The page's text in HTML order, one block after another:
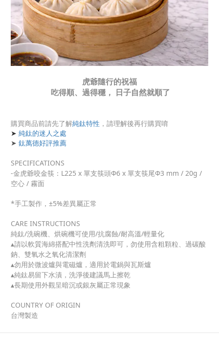
虎爺隨行的祝福
吃得順、過得穩， 日子自然就順了
購買商品前請先了解純鈦特性 ，請理解後再行購買唷
➤ 純鈦的迷人之處
➤ 鈦萬德好評推薦
SPECIFICATIONS
-金虎爺咬金筷：L225 x 單支筷頭Φ6 x 單支筷尾Φ3 mm / 20g /
空心 / 霧面
*手工製作，±5%差異屬正常
CARE INSTRUCTIONS
純鈦/洗碗機、烘碗機可使用/抗腐蝕/耐高溫/輕量化
▴請以軟質海綿搭配中性洗劑清洗即可，勿使用含粗顆粒、過碳酸
鈉、雙氧水之氧化清潔劑
▴勿用於微波爐與電磁爐，適用於電鍋與瓦斯爐
▴純鈦易留下水漬，洗淨後建議馬上擦乾
▴長期使用外觀呈暗沉或銀灰屬正常現象
COUNTRY OF ORIGIN
台灣製造